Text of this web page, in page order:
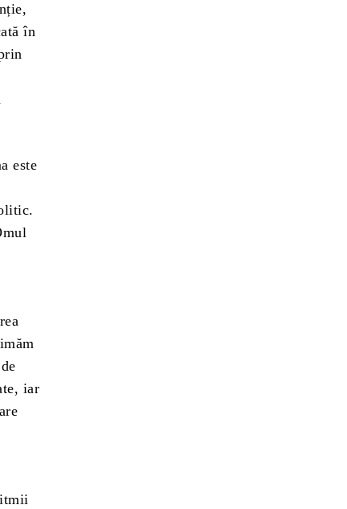
în
este
iar